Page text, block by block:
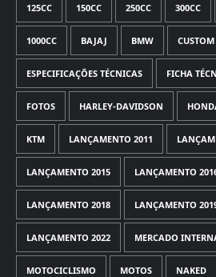
125CC 150CC 250CC 300CC
1000CC BAJAJ BMW CUSTOM
ESPECIFICAÇÕES TÉCNICAS FICHA
FOTOS HARLEY-DAVIDSON
KTM LANÇAMENTO 2011
LANÇAMENTO 2015 LANÇAMENTO
LANÇAMENTO 2018 LANÇAMENTO
LANÇAMENTO 2022 MERCADO
MOTOCICLISMO MOTOS NAKED